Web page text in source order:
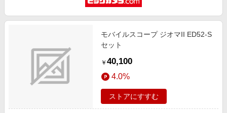
モバイルスコープ ジオマII ED52-S
セット
￥ 40,100
4.0%
ストアにすすむ